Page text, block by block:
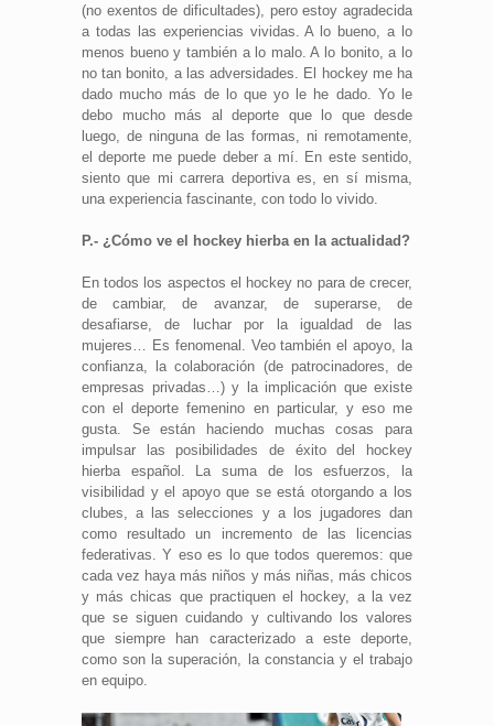
(no exentos de dificultades), pero estoy agradecida
a todas las experiencias vividas. A lo bueno, a lo
menos bueno y también a lo malo. A lo bonito, a lo
no tan bonito, a las adversidades. El hockey me ha
dado mucho más de lo que yo le he dado. Yo le
debo mucho más al deporte que lo que desde
luego, de ninguna de las formas, ni remotamente,
el deporte me puede deber a mí. En este sentido,
siento que mi carrera deportiva es, en sí misma,
una experiencia fascinante, con todo lo vivido.
P.- ¿Cómo ve el hockey hierba en la actualidad?
En todos los aspectos el hockey no para de crecer,
de cambiar, de avanzar, de superarse, de
desafiarse, de luchar por la igualdad de las
mujeres… Es fenomenal. Veo también el apoyo, la
confianza, la colaboración (de patrocinadores, de
empresas privadas…) y la implicación que existe
con el deporte femenino en particular, y eso me
gusta. Se están haciendo muchas cosas para
impulsar las posibilidades de éxito del hockey
hierba español. La suma de los esfuerzos, la
visibilidad y el apoyo que se está otorgando a los
clubes, a las selecciones y a los jugadores dan
como resultado un incremento de las licencias
federativas. Y eso es lo que todos queremos: que
cada vez haya más niños y más niñas, más chicos
y más chicas que practiquen el hockey, a la vez
que se siguen cuidando y cultivando los valores
que siempre han caracterizado a este deporte,
como son la superación, la constancia y el trabajo
en equipo.